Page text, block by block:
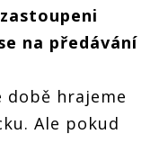
na předávání
době hrajeme
Ale pokud